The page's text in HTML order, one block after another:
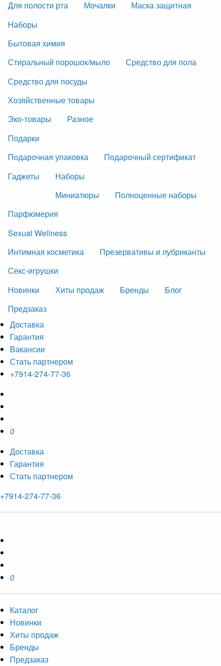
Для полости рта Мочалки
Маска защитная
Наборы
Бытовая химия
Стиральный порошок/мыло
Средство для пола
Средство для посуды
Хозяйственные товары
Эко-товары
Разное
Подарки
Подарочная упаковка
Подарочный сертификат
Гаджеты
Наборы
Миниатюры
Полноценные наборы
Парфюмерия
Sexual Wellness
Интимная косметика
Презервативы и лубриканты
Секс-игрушки
Новинки
Хиты продаж Бренды
Блог
Предзаказ
Доставка
Гарантия
Вакансии
Стать партнером
+7914-274-77-36
0
Доставка
Гарантия
Стать партнером
+7914-274-77-36
0
Каталог
Новинки
Хиты продаж
Бренды
Предзаказ